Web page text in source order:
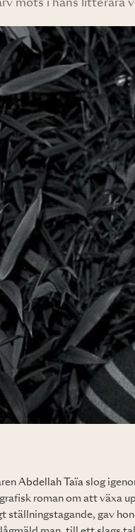
möts i hans litterära
Abdellah Taïa slog
roman om att växa
ställningstagande, gav